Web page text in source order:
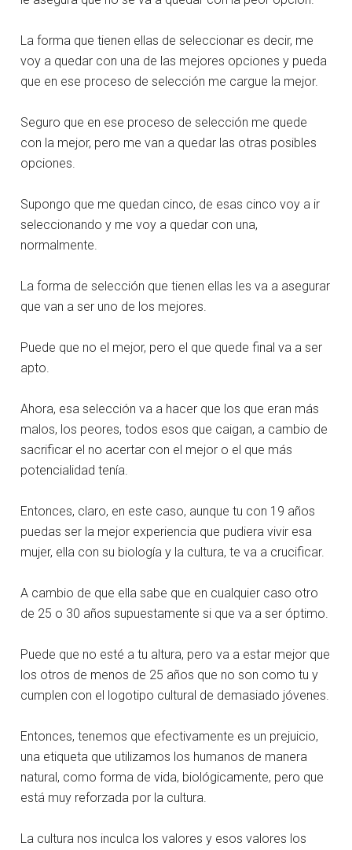
La forma que tienen ellas de seleccionar es decir, me
voy a quedar con una de las mejores opciones y pueda
que en ese proceso de selección me cargue la mejor.
Seguro que en ese proceso de selección me quede
con la mejor, pero me van a quedar las otras posibles
opciones.
Supongo que me quedan cinco, de esas cinco voy a ir
seleccionando y me voy a quedar con una,
normalmente.
La forma de selección que tienen ellas les va a asegurar
que van a ser uno de los mejores.
Puede que no el mejor, pero el que quede final va a ser
apto.
Ahora, esa selección va a hacer que los que eran más
malos, los peores, todos esos que caigan, a cambio de
sacrificar el no acertar con el mejor o el que más
potencialidad tenía.
Entonces, claro, en este caso, aunque tu con 19 años
puedas ser la mejor experiencia que pudiera vivir esa
mujer, ella con su biología y la cultura, te va a crucificar.
A cambio de que ella sabe que en cualquier caso otro
de 25 o 30 años supuestamente si que va a ser óptimo.
Puede que no esté a tu altura, pero va a estar mejor que
los otros de menos de 25 años que no son como tu y
cumplen con el logotipo cultural de demasiado jóvenes.
Entonces, tenemos que efectivamente es un prejuicio,
una etiqueta que utilizamos los humanos de manera
natural, como forma de vida, biológicamente, pero que
está muy reforzada por la cultura.
La cultura nos inculca los valores y esos valores los